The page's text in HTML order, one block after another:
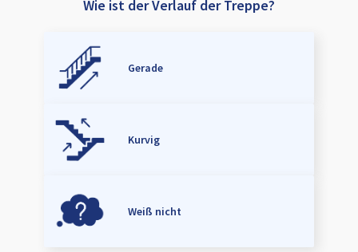
Wie ist der Verlauf der Treppe?
Gerade
Kurvig
Weiß nicht